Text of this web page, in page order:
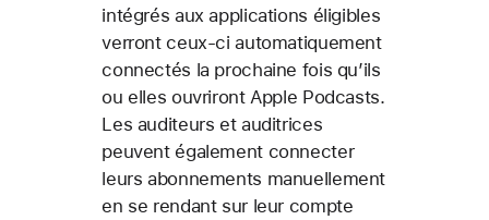
intégrés aux applications éligibles
verront ceux-ci automatiquement
connectés la prochaine fois qu’ils
ou elles ouvriront Apple Podcasts.
Les auditeurs et auditrices
peuvent également connecter
leurs abonnements manuellement
en se rendant sur leur compte